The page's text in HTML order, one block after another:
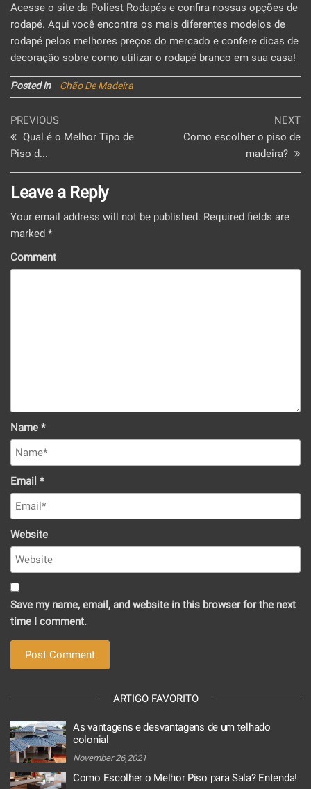
Acesse o site da Poliest Rodapés e confira nossas opções de
rodapé. Aqui você encontra os mais diferentes modelos de
rodapé pelos melhores preços do mercado e confere dicas de
decoração sobre como utilizar o rodapé branco em sua casa!
Posted in Chão De Madeira
Post
navigation
Previous
Post
PREVIOUS
Qual é o Melhor Tipo de
Piso d...
NEXT
Como escolher o piso de
madeira?
Leave a Reply
Your email address will not be published. Required fields are
marked *
Comment
Name *
Email *
Website
Save my name, email, and website in this browser for the next
time I comment.
ARTIGO FAVORITO
As vantagens e desvantagens de um telhado
colonial
November 26,2021
Como Escolher o Melhor Piso para Sala? Entenda!